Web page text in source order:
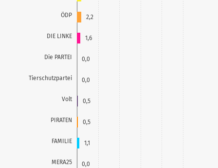
ÖDP
DIE LINKE
Die PARTEI
Tierschutzpartei
Volt
PIRATEN
FAMILIE
MERA25
2,2
1,6
0,0
0,0
0,5
0,5
1,1
0,0